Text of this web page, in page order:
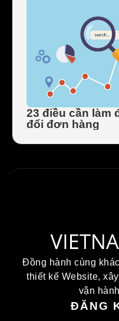
23 điều cần làm
đổi đơn hàng
Đồng hành cùng
thiết kế Website,
vận
ĐĂNG